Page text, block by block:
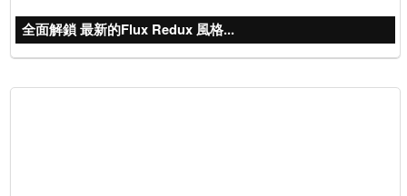
全面解鎖 最新的Flux Redux 風格...